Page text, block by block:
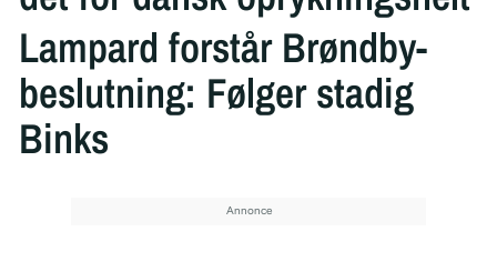
Lampard forstår Brøndby-
beslutning: Følger stadig
Binks